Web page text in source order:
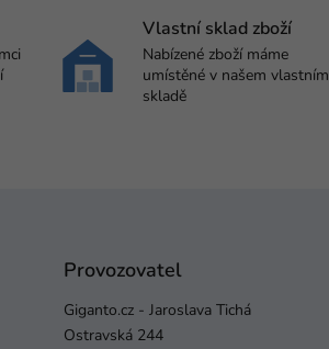
Vlastní sklad zboží
Nabízené zboží máme
umístěné v našem vlastním
skladě
Provozovatel
Giganto.cz - Jaroslava Tichá
Ostravská 244